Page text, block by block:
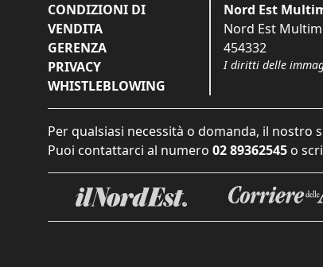
CONDIZIONI DI
VENDITA
GERENZA
PRIVACY
WHISTLEBLOWING
Nord Est
Nord Est
454332
I diritti delle
Per qualsiasi necessità o domanda, il nostro
Puoi contattarci al numero 02 89362545 o